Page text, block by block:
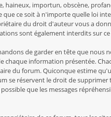
importun, obscène,
ce soit à n'importe quelle loi
du droit d'auteur vous a
sont également interdits sur
de garder en tête que nous
information présentée.
du forum. Quiconque estime
se réservent le droit de supprimer
que les messages